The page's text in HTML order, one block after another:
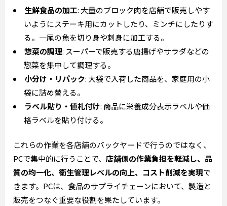
生鮮食品の加工: 大量のブロック肉を店舗で販売しやす
いようにステーキ用にカットしたり、ミンチにしたりす
る。一尾の魚を切り身や刺身に加工する。
惣菜の調理: スーパーで販売する唐揚げやサラダなどの
惣菜を集中して調理する。
小分け・リパック: 大袋で入荷した商品を、家庭用の小
袋に詰め替える。
ラベル貼り・値札付け: 商品に栄養成分表示ラベルや価
格ラベルを貼り付ける。
これらの作業を各店舗のバックヤードで行うのではなく、
PCで集中的に行うことで、 店舗側の作業負担を軽減し、品
質の均一化、衛生管理レベルの向上、コスト削減を実現で
きます。PCは、食品のサプライチェーンにおいて、製造と
販売をつなぐ重要な役割を果たしています。